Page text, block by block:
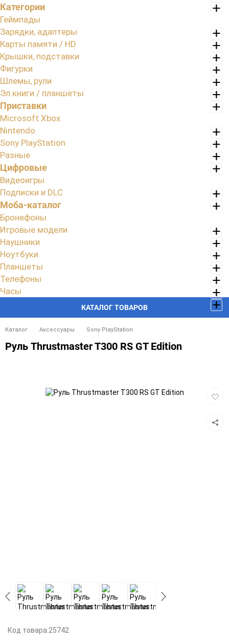
КАТАЛОГ ТОВАРОВ
Категории
Геймпады
Зарядки, адаптеры
Карты памяти / HD
Крышки, подставки
Фигурки
Шлемы, рули
Эл.книги / планшеты
Приставки
Microsoft Xbox
Nintendo
Sony PlayStation
Разные
Цифровые
Видеоигры
Подписки и DLC
Моба-каталог
Бронефоны
Игровые модели
Наушники
Ноутбуки
Планшеты
Телефоны
Часы
Каталог Аксессуары Sony PlayStation
Руль Thrustmaster T300 RS GT Edition
Код товара:25742